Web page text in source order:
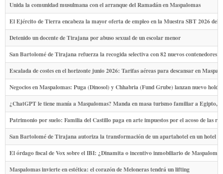
Unida la comunidad musulmana con el arranque del Ramadán en Maspalomas
El Ejército de Tierra encabeza la mayor oferta de empleo en la Muestra SBT 2026 del
Detenido un docente de Tirajana por abuso sexual de un escolar menor
San Bartolomé de Tirajana refuerza la recogida selectiva con 82 nuevos contenedores
Escalada de costes en el horizonte junio 2026: Tarifas aéreas para descansar en
Negocios en Maspalomas: Puga (Dinosol) y Chhabria (Fund Grube) lanzan nuevo
¿ChatGPT le tiene manía a Maspalomas? Manda en masa turismo familiar a Egipto,
Patrimonio por suelo: Familia del Castillo paga en arte impuestos por el acoso de las
San Bartolomé de Tirajana autoriza la transformación de un apartahotel en un hotel
El órdago fiscal de Vox sobre el IBI: ¿Dinamita o incentivo inmobiliario de
Maspalomas invierte en estética: el corazón de Meloneras tendrá un lifting